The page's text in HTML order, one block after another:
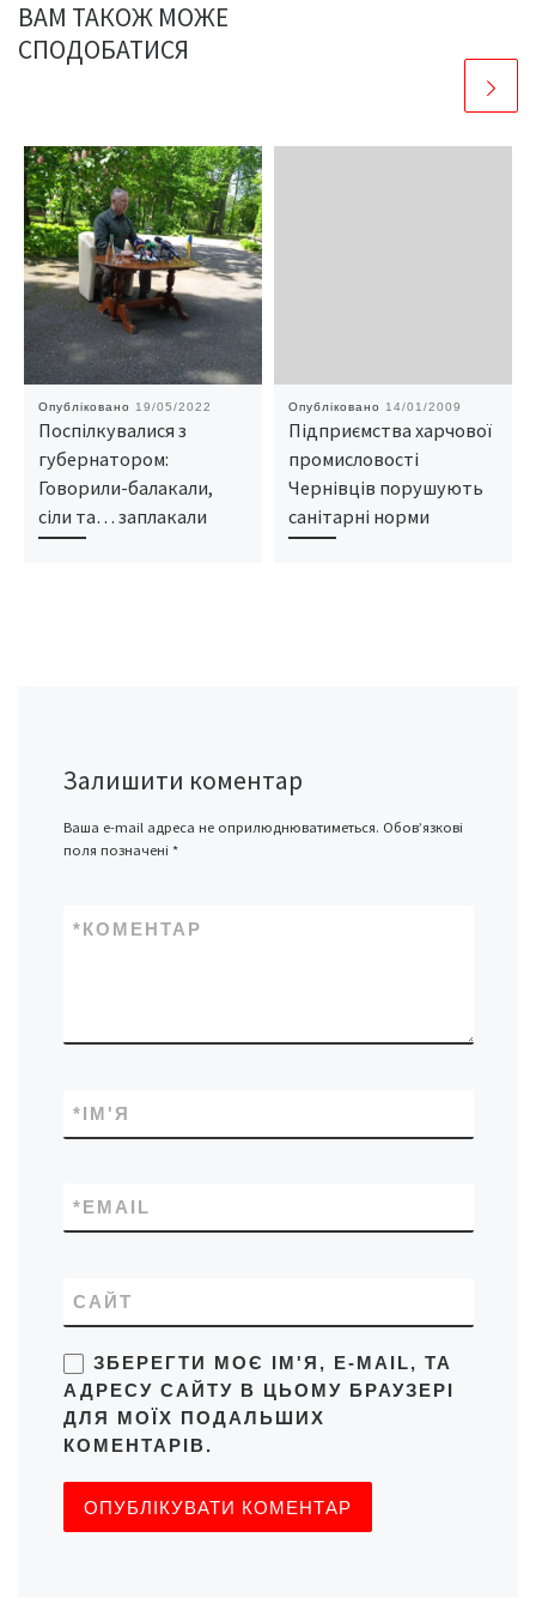
ВАМ ТАКОЖ МОЖЕ
СПОДОБАТИСЯ
Опубліковано 19/05/2022
Поспілкувалися з
губернатором:
Говорили-балакали,
сіли та… заплакали
Опубліковано 14/01/2009
Підприємства харчової
промисловості
Чернівців порушують
санітарні норми
Залишити коментар
Ваша e-mail адреса не оприлюднюватиметься. Обов’язкові
поля позначені *
КОМЕНТАР
*
ІМ'Я
*
EMAIL
*
САЙТ
ЗБЕРЕГТИ МОЄ ІМ'Я, E-MAIL, ТА
АДРЕСУ САЙТУ В ЦЬОМУ БРАУЗЕРІ
ДЛЯ МОЇХ ПОДАЛЬШИХ
КОМЕНТАРІВ.